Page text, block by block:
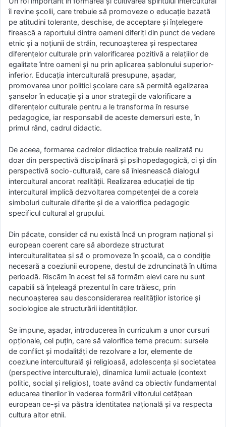
îi revine școlii, care trebuie să promoveze o educație bazată
pe atitudini tolerante, deschise, de acceptare şi înţelegere
firească a raportului dintre oameni diferiți din punct de vedere
etnic şi a noţiunii de străin, recunoaşterea şi respectarea
diferenţelor culturale prin valorificarea pozitivă a relaţiilor de
egalitate între oameni şi nu prin aplicarea șablonului superior-
inferior. Educaţia interculturală presupune, așadar,
promovarea unor politici şcolare care să permită egalizarea
şanselor în educaţie şi a unor strategii de valorificare a
diferenţelor culturale pentru a le transforma în resurse
pedagogice, iar responsabil de aceste demersuri este, în
primul rând, cadrul didactic.
De aceea, formarea cadrelor didactice trebuie realizată nu
doar din perspectivă disciplinară și psihopedagogică, ci și din
perspectivă socio-culturală, care să înlesnească dialogul
intercultural ancorat realității. Realizarea educației de tip
intercultural implică dezvoltarea competenței de a corela
simboluri culturale diferite și de a valorifica pedagogic
specificul cultural al grupului.
Din păcate, consider că nu există încă un program național și
european coerent care să abordeze structurat
interculturalitatea și să o promoveze în școală, ca o condiție
necesară a coeziunii europene, destul de zdruncinată în ultima
perioadă. Riscăm în acest fel să formăm elevi care nu sunt
capabili să înțeleagă prezentul în care trăiesc, prin
necunoașterea sau desconsiderarea realităților istorice și
sociologice ale structurării identităților.
Se impune, așadar, introducerea în curriculum a unor cursuri
opționale, cel puțin, care să valorifice teme precum: sursele
de conflict și modalități de rezolvare a lor, elemente de
coeziune interculturală și religioasă, adolescența și societatea
(perspective interculturale), dinamica lumii actuale (context
politic, social și religios), toate având ca obiectiv fundamental
educarea tinerilor în vederea formării viitorului cetăţean
european ce-şi va păstra identitatea naţională şi va respecta
cultura altor etnii.